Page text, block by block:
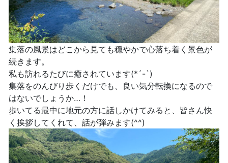
集落の風景はどこから見ても穏やかで心落ち着く景色が
続きます。
私も訪れるたびに癒されています(*´-`)
集落をのんびり歩くだけでも、良い気分転換になるので
はないでしょうか…！
歩いてる最中に地元の方に話しかけてみると、皆さん快
く挨拶してくれて、話が弾みます(^^)